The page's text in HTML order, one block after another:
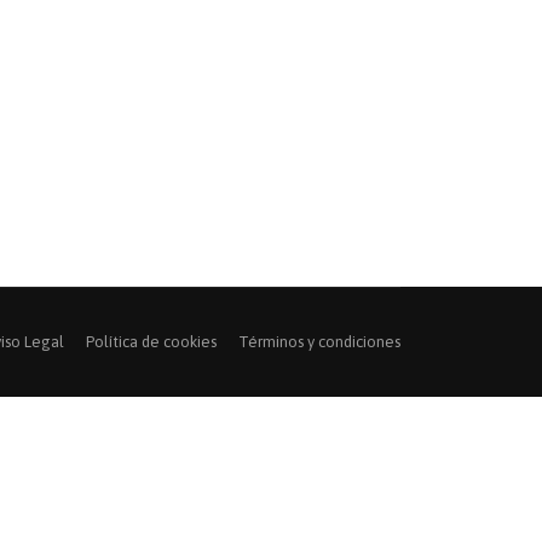
Legal Política de cookies Términos y condiciones